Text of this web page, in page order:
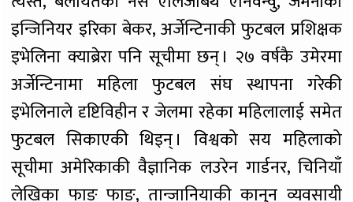
इन्जिनियर इरिका बेकर, अर्जेन्टिनाकी फुटबल प्रशिक्षक
इभेलिना क्याब्रेरा पनि सूचीमा छन् । २७ वर्षकै उमेरमा
अर्जेन्टिनामा महिला फुटबल संघ स्थापना गरेकी
इभेलिनाले दृष्टिविहीन र जेलमा रहेका महिलालाई समेत
फुटबल सिकाएकी थिइन् । विश्वको सय महिलाको
सूचीमा अमेरिकाकी वैज्ञानिक लउरेन गार्डनर, चिनियाँ
लेखिका फाङ फाङ, तान्जानियाकी कानुन व्यवसायी